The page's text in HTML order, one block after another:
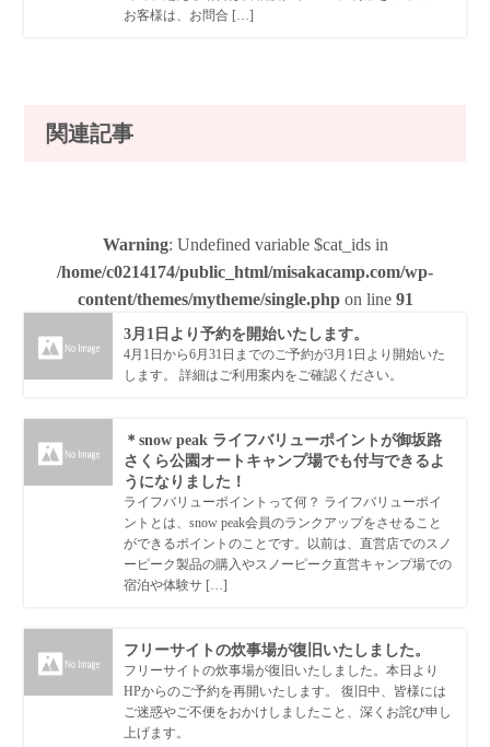
お客様は、お問合 […]
関連記事
Warning: Undefined variable $cat_ids in
/home/c0214174/public_html/misakacamp.com/wp-
content/themes/mytheme/single.phpon line 91
3月1日より予約を開始いたします。
4月1日から6月31日までのご予約が3月1日より開始いた
します。 詳細はご利用案内をご確認ください。
＊snow peak ライフバリューポイントが御坂路
さくら公園オートキャンプ場でも付与できるよ
うになりました！
ライフバリューポイントって何？ ライフバリューポイ
ントとは、snow peak会員のランクアップをさせること
ができるポイントのことです。以前は、直営店でのスノ
ーピーク製品の購入やスノーピーク直営キャンプ場での
宿泊や体験サ […]
フリーサイトの炊事場が復旧いたしました。
フリーサイトの炊事場が復旧いたしました。本日より
HPからのご予約を再開いたします。 復旧中、皆様には
ご迷惑やご不便をおかけしましたこと、深くお詫び申し
上げます。